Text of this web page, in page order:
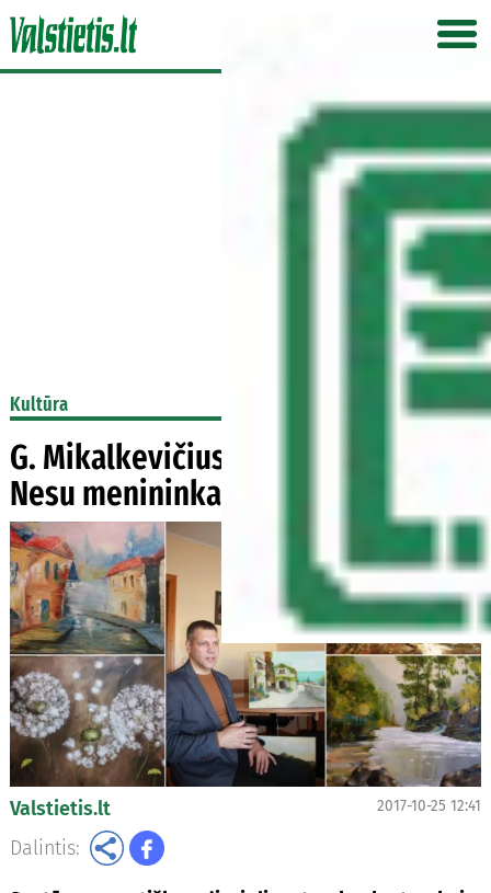
Kultūra
G. Mikalkevičius: tapau, ką noriu.
Nesu menininkas
Valstietis.lt 2017-10-25 12:41
Dalintis: